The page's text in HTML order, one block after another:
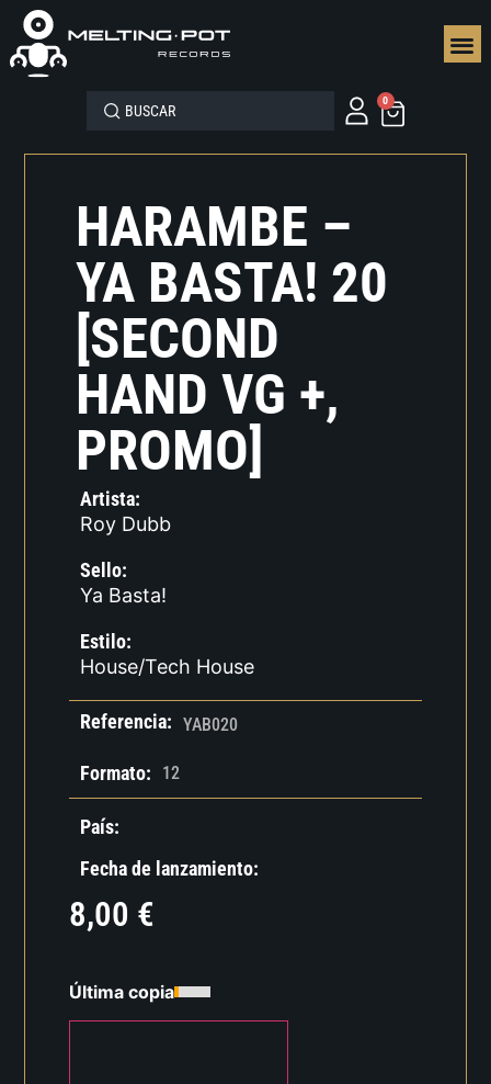
0
HARAMBE –
YA BASTA! 20
[SECOND
HAND VG +,
PROMO]
Artista:
Roy Dubb
Sello:
Ya Basta!
Estilo:
House/Tech House
Referencia: YAB020
Formato: 12
País:
Fecha de lanzamiento:
8,00 €
Última copia